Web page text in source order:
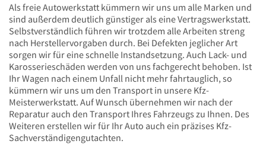
Als freie Autowerkstatt kümmern wir uns um alle Marken und
sind außerdem deutlich günstiger als eine Vertragswerkstatt.
Selbstverständlich führen wir trotzdem alle Arbeiten streng
nach Herstellervorgaben durch. Bei Defekten jeglicher Art
sorgen wir für eine schnelle Instandsetzung. Auch Lack- und
Karosserieschäden werden von uns fachgerecht behoben. Ist
Ihr Wagen nach einem Unfall nicht mehr fahrtauglich, so
kümmern wir uns um den Transport in unsere Kfz-
Meisterwerkstatt. Auf Wunsch übernehmen wir nach der
Reparatur auch den Transport Ihres Fahrzeugs zu Ihnen. Des
Weiteren erstellen wir für Ihr Auto auch ein präzises Kfz-
Sachverständigengutachten.